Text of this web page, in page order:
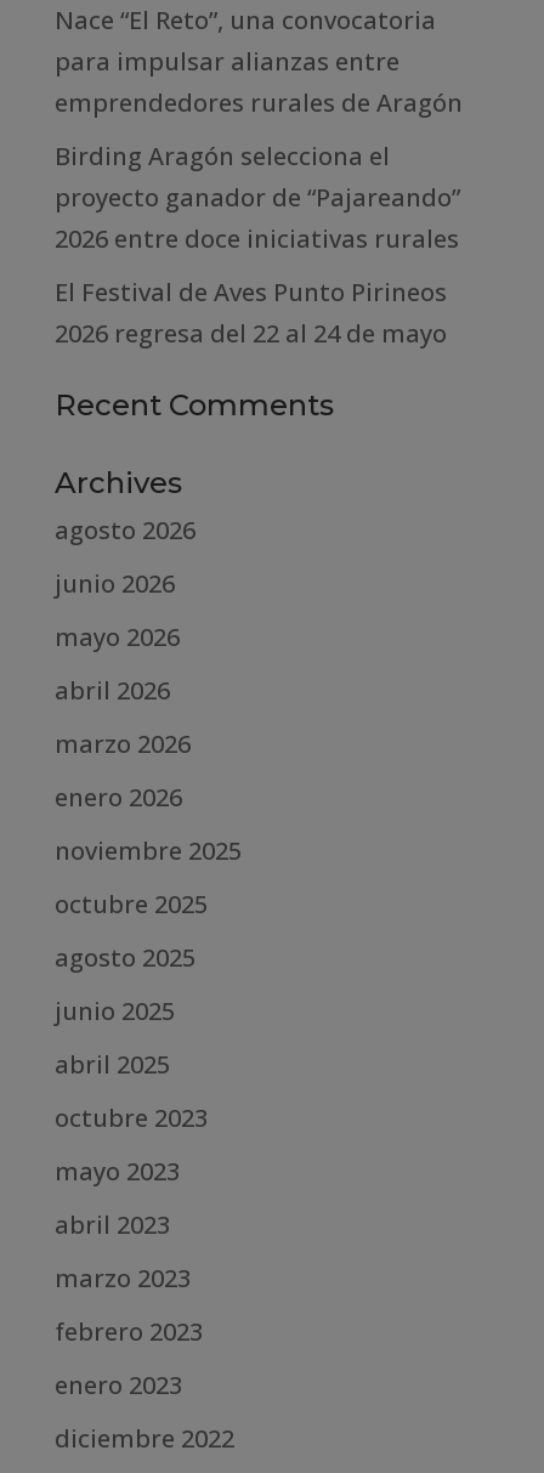
Nace “El Reto”, una convocatoria
para impulsar alianzas entre
emprendedores rurales de Aragón
Birding Aragón selecciona el
proyecto ganador de “Pajareando”
2026 entre doce iniciativas rurales
El Festival de Aves Punto Pirineos
2026 regresa del 22 al 24 de mayo
Recent Comments
Archives
agosto 2026
junio 2026
mayo 2026
abril 2026
marzo 2026
enero 2026
noviembre 2025
octubre 2025
agosto 2025
junio 2025
abril 2025
octubre 2023
mayo 2023
abril 2023
marzo 2023
febrero 2023
enero 2023
diciembre 2022